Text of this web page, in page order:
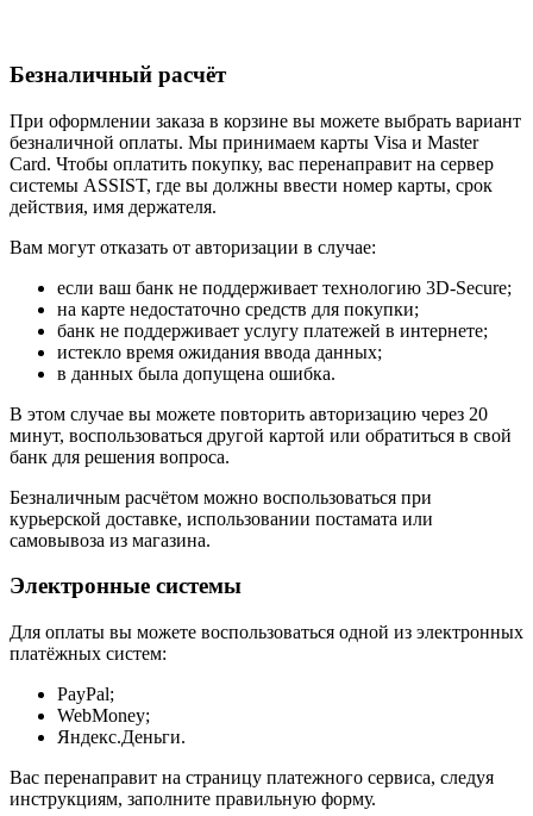
Безналичный расчёт
При оформлении заказа в корзине вы можете выбрать вариант
безналичной оплаты. Мы принимаем карты Visa и Master
Card. Чтобы оплатить покупку, вас перенаправит на сервер
системы ASSIST, где вы должны ввести номер карты, срок
действия, имя держателя.
Вам могут отказать от авторизации в случае:
если ваш банк не поддерживает технологию 3D-Secure;
на карте недостаточно средств для покупки;
банк не поддерживает услугу платежей в интернете;
истекло время ожидания ввода данных;
в данных была допущена ошибка.
В этом случае вы можете повторить авторизацию через 20
минут, воспользоваться другой картой или обратиться в свой
банк для решения вопроса.
Безналичным расчётом можно воспользоваться при
курьерской доставке, использовании постамата или
самовывоза из магазина.
Электронные системы
Для оплаты вы можете воспользоваться одной из электронных
платёжных систем:
PayPal;
WebMoney;
Яндекс.Деньги.
Вас перенаправит на страницу платежного сервиса, следуя
инструкциям, заполните правильную форму.